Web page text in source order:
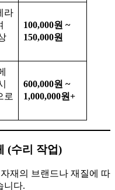
라
100,000원 ~
150,000원
로
600,000원 ~
1,000,000원+
(수리 작업)
재의 브랜드나 재질에 따
니다.